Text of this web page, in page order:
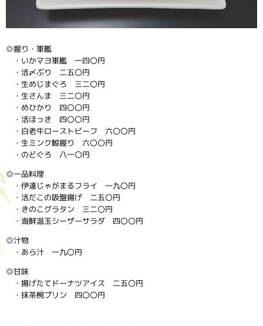
◎握り・軍艦
・いかマヨ軍艦 一四〇円
・活〆ぶり 二五〇円
・生めじまぐろ 三二〇円
・生さんま 三二〇円
・めひかり 四〇〇円
・活ほっき 四〇〇円
・白老牛ローストビーフ 六〇〇円
・生ミンク鯨握り 六〇〇円
・のどぐろ 八一〇円
◎一品料理
・伊達じゃがまるフライ 一九〇円
・活だこの吸盤揚げ 二五〇円
・きのこグラタン 三二〇円
・海鮮温玉シーザーサラダ 四〇〇円
◎汁物
・あら汁 一九〇円
◎甘味
・揚げたてドーナツアイス 二五〇円
・抹茶椀プリン 四〇〇円